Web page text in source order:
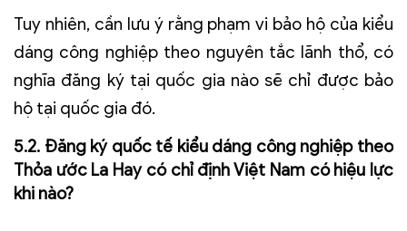
Tuy nhiên, cần lưu ý rằng phạm vi bảo hộ của kiểu
dáng công nghiệp theo nguyên tắc lãnh thổ, có
nghĩa đăng ký tại quốc gia nào sẽ chỉ được bảo
hộ tại quốc gia đó.
5.2. Đăng ký quốc tế kiểu dáng công nghiệp theo
Thỏa ước La Hay có chỉ định Việt Nam có hiệu lực
khi nào?